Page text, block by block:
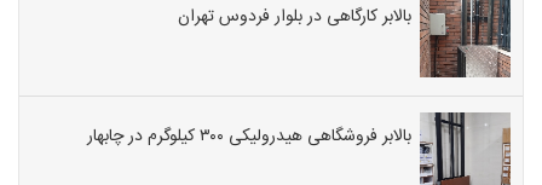
بالابر کارگاهی در بلوار فردوس تهران
بالابر فروشگاهی هیدرولیکی ۳۰۰ کیلوگرم در چابهار